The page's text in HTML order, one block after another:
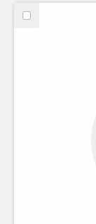
Välj